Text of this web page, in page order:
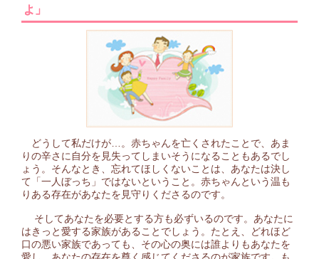
よ」
どうして私だけが…。赤ちゃんを亡くされたことで、あま
りの辛さに自分を見失ってしまいそうになることもあるでし
ょう。そんなとき、忘れてほしくないことは、あなたは決し
て「一人ぼっち」ではないということ。赤ちゃんという温も
りある存在があなたを見守りくださるのです。
そしてあなたを必要とする方も必ずいるのです。あなたに
はきっと愛する家族があることでしょう。たとえ、どれほど
口の悪い家族であっても、その心の奥には誰よりもあなたを